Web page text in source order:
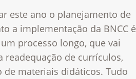
este ano o planejamento de
a implementação da BNCC é
processo longo, que vai
de currículos,
materiais didáticos. Tudo